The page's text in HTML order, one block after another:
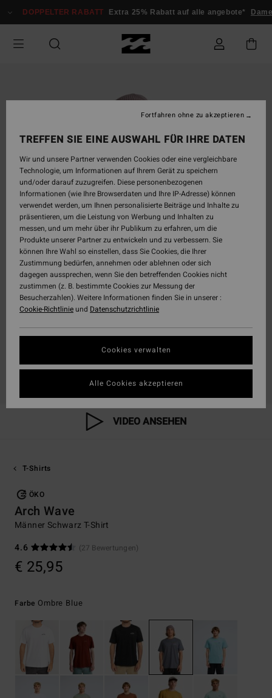
zur
springen
DOPPELTER RABATT Extra 25% Rabatt auf alle angebote*
VIDEO ANSEHEN
T-Shirts
ÖKO
Arch Wave
Männer Schwarz T-Shirt
4.6
(27 Bewertungen)
€ 25,95
Farbe Ombre Blue
TREFFEN SIE EINE AUSWAHL FÜR IHRE DATEN
Wir und unsere Partner verwenden Cookies oder eine vergleichbare
Technologie, um Informationen auf Ihrem Gerät zu speichern
und/oder darauf zuzugreifen. Diese personenbezogenen
Informationen (wie Ihre Browserdaten und Ihre IP-Adresse) können
verwendet werden, um Ihnen personalisierte Beiträge und Inhalte zu
präsentieren, um die Leistung von Werbung und Inhalten zu
messen, und um mehr über ihr Publikum zu erfahren, um die
Produkte unserer Partner zu entwickeln und zu verbessern. Sie
können Ihre Wahl so einstellen, dass Sie Cookies, die Ihrer
Zustimmung bedürfen, annehmen oder ablehnen oder sich
dagegen aussprechen, wenn Sie den betreffenden Cookies nicht
zustimmen (z. B. bestimmte Cookies zur Messung der
Besucherzahlen). Weitere Informationen finden Sie in unserer :
Cookie-Richtlinieund Datenschutzrichtlinie
Cookies verwalten
Fortfahren ohne zu akzeptieren
Alle Cookies akzeptieren